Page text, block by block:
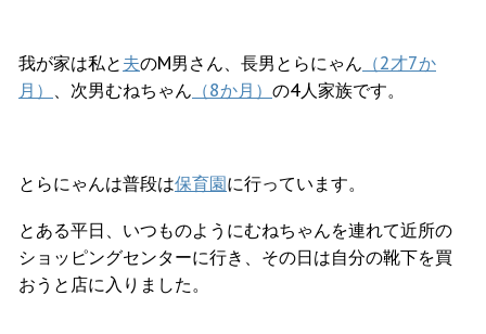
我が家は私と 夫のМ男さん、長男とらにゃん （2才7か
月） 、次男むねちゃん （8か月） の4人家族です。
とらにゃんは普段は保育園に行っています。
とある平日、いつものようにむねちゃんを連れて近所の
ショッピングセンターに行き、その日は自分の靴下を買
おうと店に入りました。